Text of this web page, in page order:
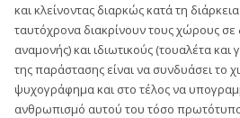
και κλείνοντας διαρκώς κατά τη
ταυτόχρονα διακρίνουν τους χώρους
αναμονής) και ιδιωτικούς (τουαλέτα
της παράστασης είναι να συνδυάσει το
ψυχογράφημα και στο τέλος να
ανθρωπισμό αυτού του τόσο